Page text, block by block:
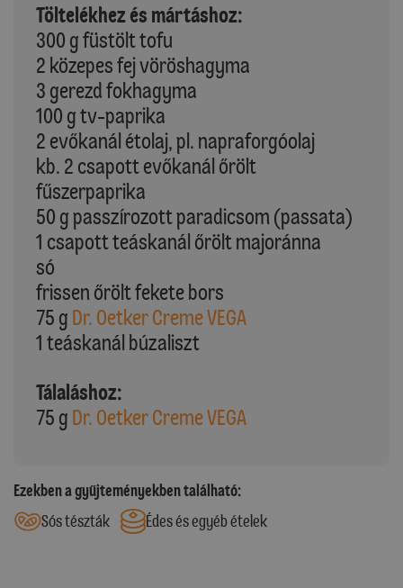
Töltelékhez és mártáshoz:
300 g füstölt tofu
2 közepes fej vöröshagyma
3 gerezd fokhagyma
100 g tv-paprika
2 evőkanál étolaj, pl. napraforgóolaj
kb. 2 csapott evőkanál őrölt
fűszerpaprika
50 g passzírozott paradicsom (passata)
1 csapott teáskanál őrölt majoránna
só
frissen őrölt fekete bors
75 g Dr. Oetker Creme VEGA
1 teáskanál búzaliszt
Tálaláshoz:
75 g Dr. Oetker Creme VEGA
Ezekben a gyűjteményekben található:
Sós tészták
Édes és egyéb ételek